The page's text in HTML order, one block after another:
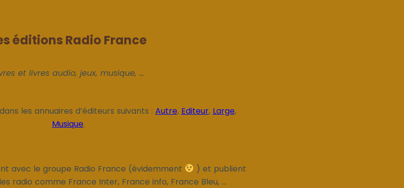
éditions Radio France
et livres audio, jeux, musique, ...
les annuaires d’éditeurs suivants : Autre, Editeur, Large,
Musique.
avec le groupe Radio France (évidemment
) et publient
radio comme France Inter, France info, France Bleu, ...